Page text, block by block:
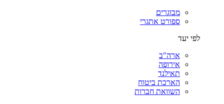
מבוגרים
ספורט אתגרי
לפי יעד
ארה"ב
אירופה
תאילנד
הארכת ביטוח
השוואת חברות